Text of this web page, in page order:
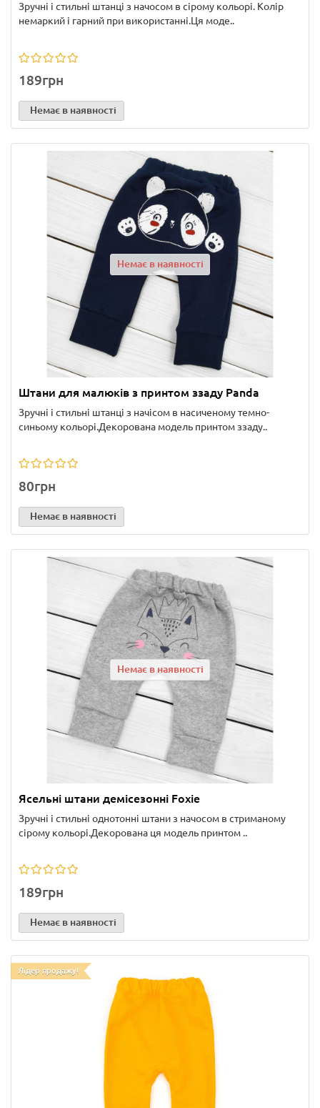
Зручні і стильні штанці з начосом в сірому кольорі. Колір
немаркий і гарний при використанні.Ця моде..
189грн
Немає в наявності
Немає в наявності
Штани для малюків з принтом ззаду Panda
Зручні і стильні штанці з начісом в насиченому темно-
синьому кольорі.Декорована модель принтом ззаду..
80грн
Немає в наявності
Немає в наявності
Ясельні штани демісезонні Foxie
Зручні і стильні однотонні штани з начосом в стриманому
сірому кольорі.Декорована ця модель принтом ..
189грн
Немає в наявності
Лідер продажу!